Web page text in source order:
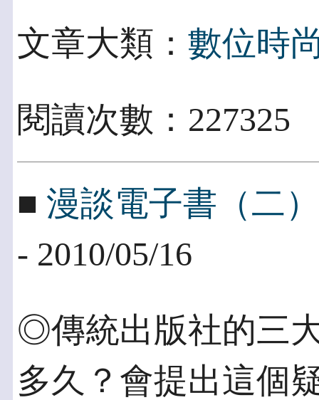
文章大類： 數位時
閱讀次數：
■ 漫談電子書（二
- 2010/05/16
◎傳統出版社的三
多久？會提出這個